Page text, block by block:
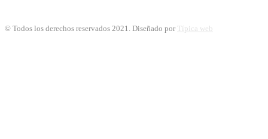
© Todos los derechos reservados 2021. Diseñado por Típica web